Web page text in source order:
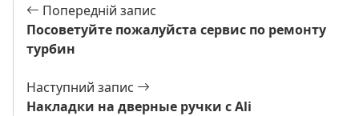
Попередній запис
Посоветуйте пожалуйста сервис по ремонту
турбин
Наступний запис
Накладки на дверные ручки с Ali